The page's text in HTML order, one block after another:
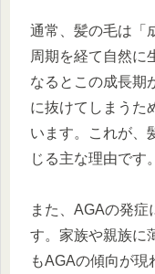
通常、髪の毛は
周期を経て自然に
なるとこの成長期
に抜けてしまうた
います。これが、
じる主な理由です。
また、AGAの発症
す。家族や親族に
もAGAの傾向が